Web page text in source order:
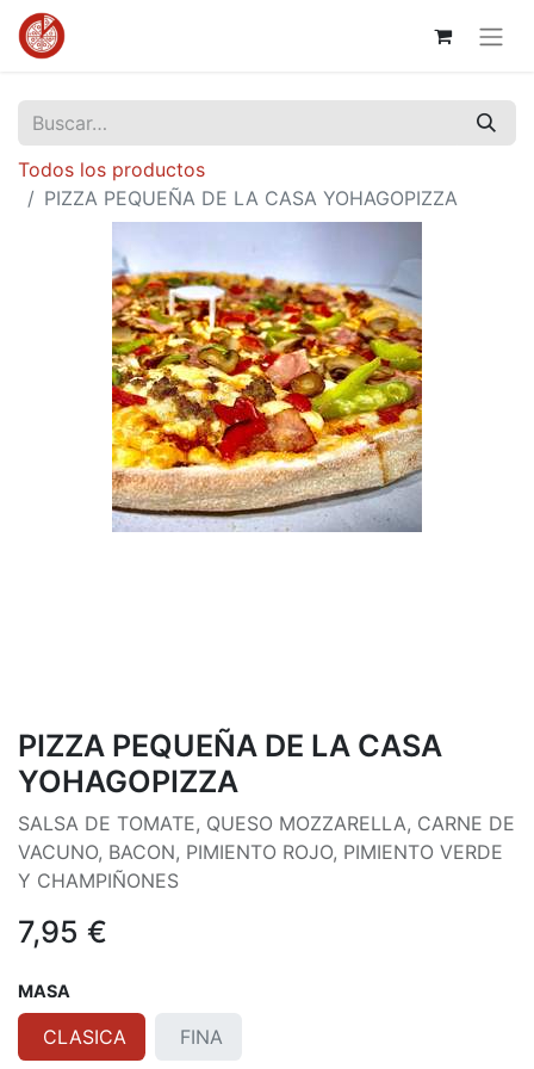
Todos los productos
PIZZA PEQUEÑA DE LA CASA YOHAGOPIZZA
PIZZA PEQUEÑA DE LA CASA
YOHAGOPIZZA
SALSA DE TOMATE, QUESO MOZZARELLA, CARNE DE
VACUNO, BACON, PIMIENTO ROJO, PIMIENTO VERDE
Y CHAMPIÑONES
7,95 €
MASA
CLASICA FINA